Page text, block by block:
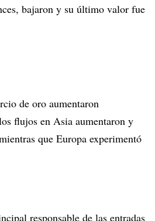
bajaron y su último valor fue
de oro aumentaron
flujos en Asia aumentaron y
que Europa experimentó
responsable de las entradas